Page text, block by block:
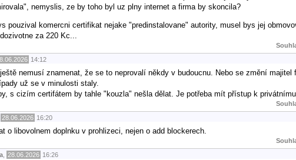
nemyslis, ze by toho byl uz plny internet a firma by skoncila?
pouzival komercni certifikat nejake "predinstalovane" autority, musel bys jej
za 220 Kc...
14:12
nemusí znamenat, že se to neprovalí někdy v budoucnu. Nebo se změní
už se v minulosti staly.
s cizím certifátem by tahle "kouzla" nešla dělat. Je potřeba mít přístup k
28.06.2026 16:20
o libovolnem doplnku v prohlizeci, nejen o add blockerech.
28.06.2026 16:26